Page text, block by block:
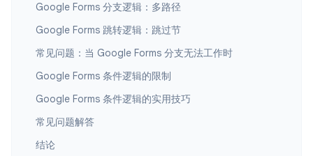
Google Forms 分支逻辑：多路径
Google Forms 跳转逻辑：跳过节
常见问题：当 Google Forms 分支无法工作时
Google Forms 条件逻辑的限制
Google Forms 条件逻辑的实用技巧
常见问题解答
结论